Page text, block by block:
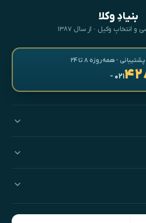
بنیادِ وکلا
و انتخابِ وکیل · از سال ۱۳۸۷
· همه‌روزه ۸ تا ۲۴
- ۰۲۱